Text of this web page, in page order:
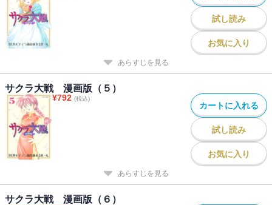
試し読み
お気に入り
あらすじを見る
サクラ大戦 漫画版（５）
¥792 (税込)
カートに入れる
試し読み
お気に入り
あらすじを見る
サクラ大戦 漫画版（６）